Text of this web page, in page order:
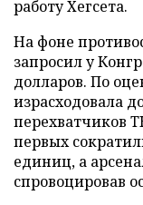
работу Хегсета.
На фоне
запросил у
долларов. По
израсходовала
перехватчиков
первых
единиц, а
спровоцировав